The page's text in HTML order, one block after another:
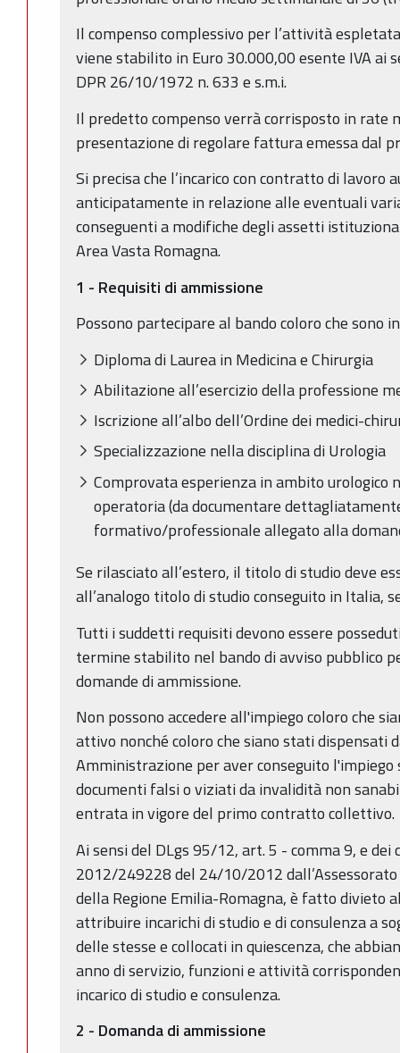
Il compenso complessivo per l’attività
viene stabilito in Euro 30.000,00 esente IVA ai
DPR 26/10/1972 n. 633 e s.m.i.
Il predetto compenso verrà corrisposto in rate
presentazione di regolare fattura emessa dal
Si precisa che l’incarico con contratto di
anticipatamente in relazione alle eventuali
conseguenti a modifiche degli assetti
Area Vasta Romagna.
1 - Requisiti di ammissione
Possono partecipare al bando coloro che sono
Diploma di Laurea in Medicina e Chirurgia
Abilitazione all’esercizio della professione
Iscrizione all’albo dell’Ordine dei medici-
Specializzazione nella disciplina di Urologia
Comprovata esperienza in ambito urologico
operatoria (da documentare
formativo/professionale allegato alla
Se rilasciato all’estero, il titolo di studio deve
all’analogo titolo di studio conseguito in Italia,
Tutti i suddetti requisiti devono essere
termine stabilito nel bando di avviso pubblico
domande di ammissione.
Non possono accedere all'impiego coloro che
attivo nonché coloro che siano stati dispensati
Amministrazione per aver conseguito
documenti falsi o viziati da invalidità non
entrata in vigore del primo contratto collettivo.
Ai sensi del DLgs 95/12, art. 5 - comma 9, e
2012/249228 del 24/10/2012
della Regione Emilia-Romagna, è fatto divieto
attribuire incarichi di studio e di consulenza a
delle stesse e collocati in quiescenza, che
anno di servizio, funzioni e attività
incarico di studio e consulenza.
2 - Domanda di ammissione